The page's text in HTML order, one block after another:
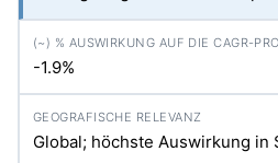
-1.9%
Global; höchste Auswirkung in